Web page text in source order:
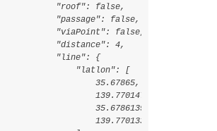
"roof": false,
"passage": false,
"viaPoint": false,
"distance": 4,
"line": {
"latlon": [
35.67865,
139.7701472,
35.6786139,
139.7701333